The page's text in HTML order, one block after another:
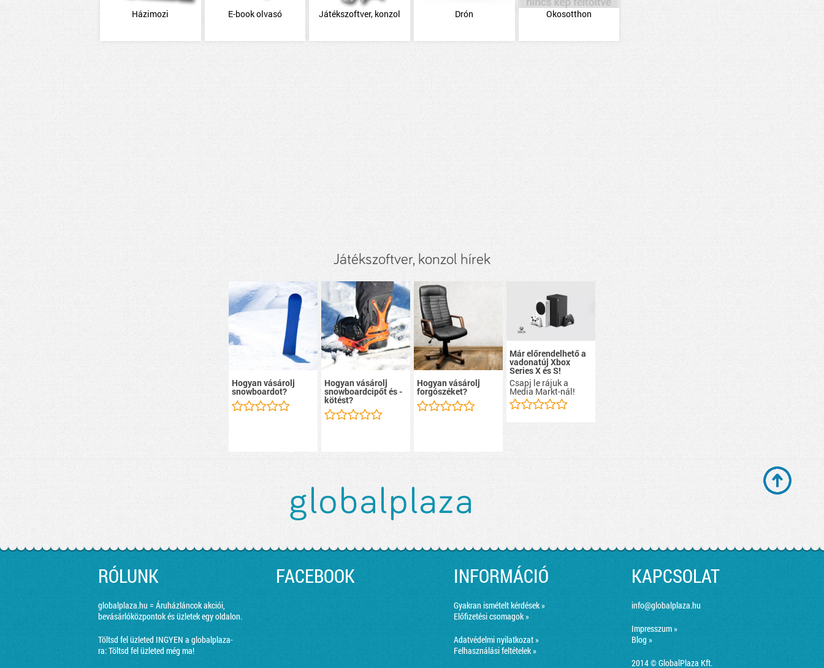
Házimozi E-book olvasó Játékszoftver, konzol Drón Okosotthon
Játékszoftver, konzol hírek
Hogyan vásárolj
snowboardot?
Hogyan vásárolj
snowboardcipőt és -
kötést?
Hogyan vásárolj
forgószéket?
Már előrendelhető a
vadonatúj Xbox
Series X és S!
Csapj le rájuk a
Media Markt-nál!
RÓLUNK
globalplaza.hu = Áruházláncok akciói,
bevásárlóközpontok és üzletek egy oldalon.
Töltsd fel üzleted INGYEN a globalplaza-
ra:Töltsd fel üzleted még ma!
FACEBOOK INFORMÁCIÓ
Gyakran ismételt kérdések »
Előfizetési csomagok »
Adatvédelmi nyilatkozat »
Felhasználási feltételek »
KAPCSOLAT
info@globalplaza.hu
Impresszum »
Blog »
2014 © GlobalPlaza Kft.